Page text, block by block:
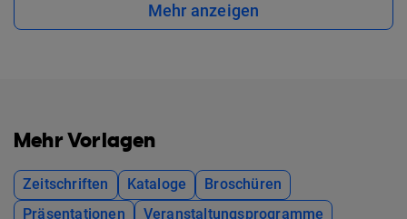
Mehr anzeigen
Mehr Vorlagen
Zeitschriften Kataloge
Broschüren
Präsentationen
Veranstaltungsprogramme